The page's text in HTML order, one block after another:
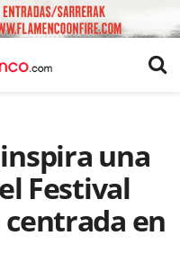
una
Festival
centrada en